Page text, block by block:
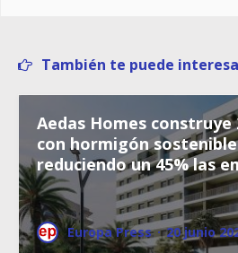
También te puede
Aedas Homes construye
con hormigón
reduciendo un 45% las
Europa Press · 20 junio